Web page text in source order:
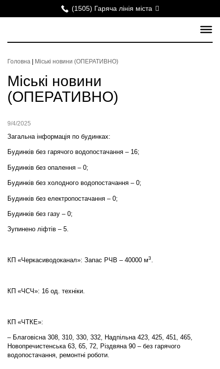
(1505) Гаряча лінія міста
Головна Міські новини (ОПЕРАТИВНО)
Міські новини
(ОПЕРАТИВНО)
9/4/2025
Загальна інформація по будинках:
Будинків без гарячого водопостачання – 16;
Будинків без опалення – 0;
Будинків без холодного водопостачання – 0;
Будинків без електропостачання – 0;
Будинків без газу – 0;
Зупинено ліфтів – 5.
КП «Черкасиводоканал»: Запас РЧВ – 40000 м3.
КП «ЧСЧ»: 16 од. техніки.
КП «ЧТКЕ»:
– Благовісна 308, 310, 330, 332, Надпільна 423, 425, 451, 465,
Новопречистенська 63, 65, 72, Різдвяна 90 – без гарячого
водопостачання, ремонтні роботи.